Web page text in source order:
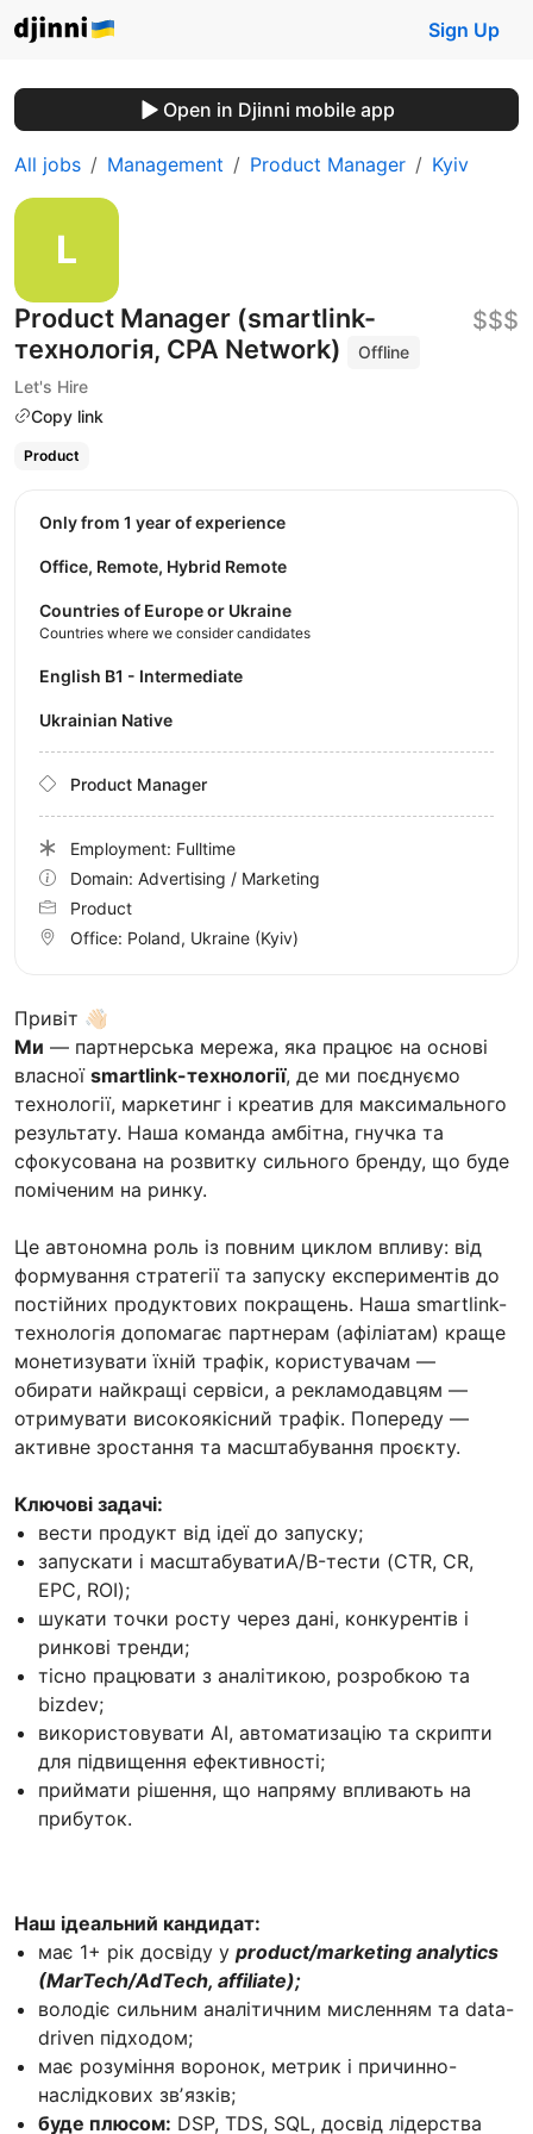
Sign Up
Open in Djinni mobile app
All jobs Management Product Manager Kyiv
Product Manager (smartlink-
технологія, CPA Network)
Offline
Let's Hire
Copy link
$$$
Product
Привіт 👋🏻
Ми — партнерська мережа, яка працює на основі
власної smartlink-технології, де ми поєднуємо
технології, маркетинг і креатив для максимального
результату. Наша команда амбітна, гнучка та
сфокусована на розвитку сильного бренду, що буде
поміченим на ринку.
Це автономна роль із повним циклом впливу: від
формування стратегії та запуску експериментів до
постійних продуктових покращень. Наша smartlink-
технологія допомагає партнерам (афіліатам) краще
монетизувати їхній трафік, користувачам —
обирати найкращі сервіси, а рекламодавцям —
отримувати високоякісний трафік. Попереду —
активне зростання та масштабування проєкту.
Ключові задачі:
вести продукт від ідеї до запуску;
запускати і масштабуватиA/B-тести (CTR, CR,
EPC, ROI);
шукати точки росту через дані, конкурентів і
ринкові тренди;
тісно працювати з аналітикою, розробкою та
bizdev;
використовувати AI, автоматизацію та скрипти
для підвищення ефективності;
приймати рішення, що напряму впливають на
прибуток.
Наш ідеальний кандидат:
має 1+ рік досвіду у product/marketing analytics
(MarTech/AdTech, affiliate);
володіє сильним аналітичним мисленням та data-
driven підходом;
має розуміння воронок, метрик і причинно-
наслідкових звʼязків;
буде плюсом: DSP, TDS, SQL, досвід лідерства
Only from 1 year of experience
Office, Remote, Hybrid Remote
Countries of Europe or Ukraine
Countries where we consider candidates
English B1 - Intermediate
Ukrainian Native
Product Manager
Employment: Fulltime
Domain: Advertising / Marketing
Product
Office: Poland, Ukraine (Kyiv)